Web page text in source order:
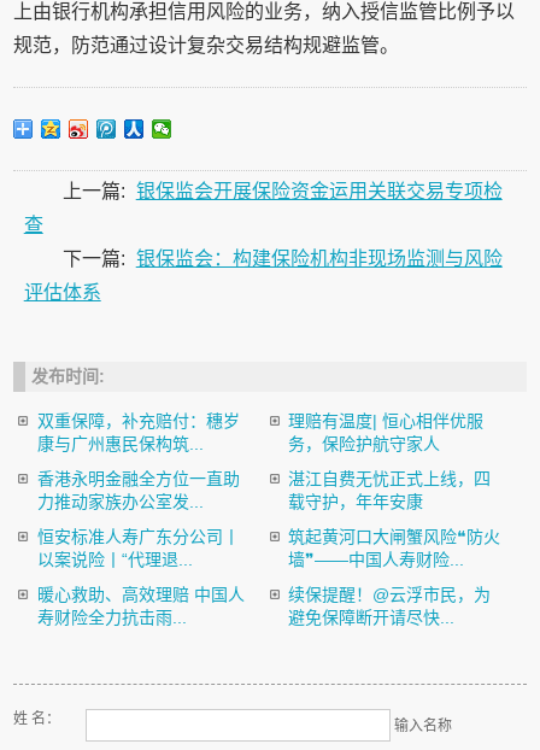
上由银行机构承担信用风险的业务，纳入授信监管比例予以
规范，防范通过设计复杂交易结构规避监管。
上一篇: 银保监会开展保险资金运用关联交易专项检
查
下一篇: 银保监会：构建保险机构非现场监测与风险
评估体系
发布时间:
双重保障，补充赔付：穗岁
康与广州惠民保构筑...
理赔有温度| 恒心相伴优服
务，保险护航守家人
香港永明金融全方位一直助
力推动家族办公室发...
湛江自费无忧正式上线，四
载守护，年年安康
恒安标准人寿广东分公司丨
以案说险丨“代理退...
筑起黄河口大闸蟹风险❝防火
墙❞——中国人寿财险...
暖心救助、高效理赔 中国人
寿财险全力抗击雨...
续保提醒！@云浮市民，为
避免保障断开请尽快...
姓 名： 输入名称